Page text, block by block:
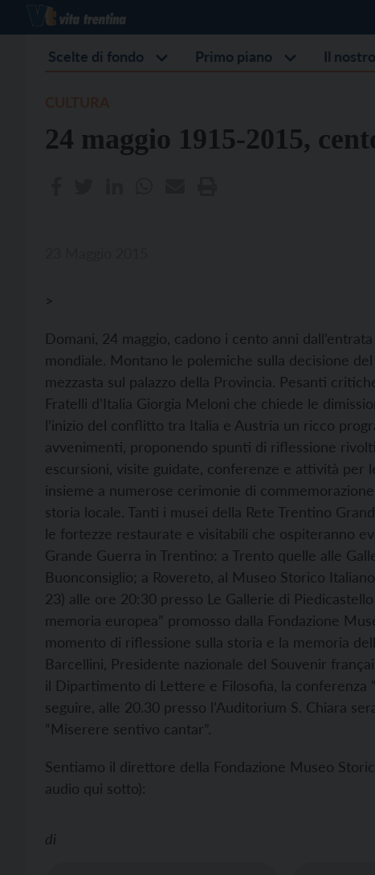
Scelte di fondo Primo piano Il
24 maggio 1915-2015,
>
Domani, 24 maggio, cadono i cento anni
mondiale. Montano le polemiche sulla decisione
mezzasta sul palazzo della Provincia. Pesanti
Fratelli d’Italia Giorgia Meloni che chiede le
l’inizio del conflitto tra Italia e Austria un ricco
avvenimenti, proponendo spunti di riflessione
escursioni, visite guidate, conferenze e attività per
insieme a numerose cerimonie di
storia locale. Tanti i musei della Rete Trentino
le fortezze restaurate e visitabili che ospiteranno
Grande Guerra in Trentino: a Trento quelle alle
Buonconsiglio; a Rovereto, al Museo Storico
23) alle ore 20:30 presso Le Gallerie di
memoria europea” promosso dalla Fondazione
momento di riflessione sulla storia e la memoria
Barcellini, Presidente nazionale del Souvenir
il Dipartimento di Lettere e Filosofia, la conferenza
seguire, alle 20.30 presso l’Auditorium S. Chiara
“Miserere sentivo cantar”.
Sentiamo il direttore della Fondazione Museo
audio qui sotto):
di